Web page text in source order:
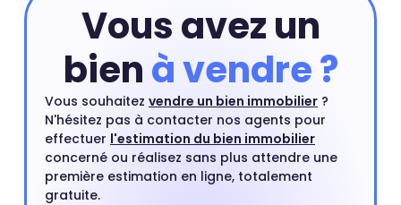
Vous avez un
bienà vendre ?
Vous souhaitez vendre un bien immobilier ?
N'hésitez pas à contacter nos agents pour
effectuer l'estimation du bien immobilier
concerné ou réalisez sans plus attendre une
première estimation en ligne, totalement
gratuite.